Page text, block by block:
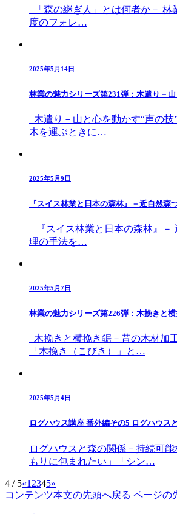
「森の継ぎ人」とは何者か－
度のフォレ…
2025年5月14日
林業の魅力シリーズ第231弾：木遣り－
木遣り－山と心を動かす“声の
木を運ぶときに…
2025年5月9日
『スイス林業と日本の森林』－近自然森
『スイス林業と日本の森林』－
理の手法を…
2025年5月7日
林業の魅力シリーズ第226弾：木挽きと
木挽きと横挽き鋸－昔の木材加
「木挽き（こびき）」と…
2025年5月4日
ログハウス講座 番外編その5 ログハウス
ログハウスと森の関係－持続可
もりに包まれたい」「シン…
4 / 5«1 2345»
コンテンツ本文の先頭へ戻る ページの